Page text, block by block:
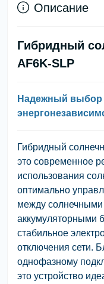
Описание
Гибридный
AF6K-SLP
Надежный выбор
Гибридный
это современное
использования
оптимально
между
аккумуляторными
стабильное
отключения сети.
однофазному
это устройство